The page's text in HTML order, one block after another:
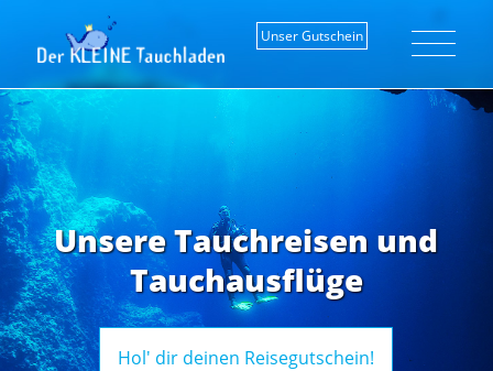
Unser Gutschein
Unsere Tauchreisen und
Tauchausflüge
Hol' dir deinen Reisegutschein!